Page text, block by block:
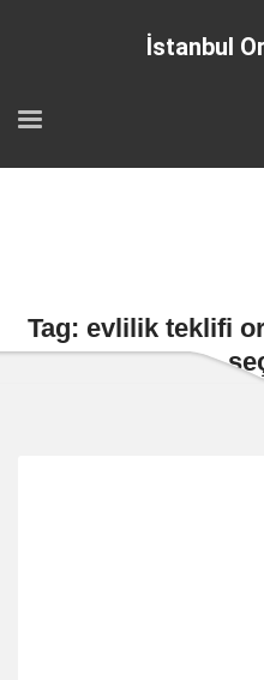
İstanbul
Tag: evlilik teklifi